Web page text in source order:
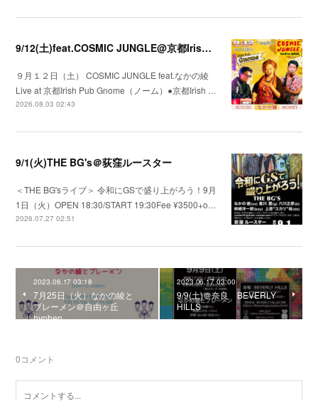
9/12(土)feat.COSMIC JUNGLE@京都Irish Pub Gnome（ノーム）
９月１２日（土） COSMIC JUNGLE feat.なかの綾
Live at 京都Irish Pub Gnome（ノーム）●京都Irish …
2026.08.03 02:43
9/1(火)THE BG's＠荻窪ルースター
＜THE BG'sライブ＞ 令和にGSで盛り上がろう！9月
1日（火）OPEN 18:30/START 19:30Fee ¥3500+o…
2026.07.27 02:51
2023.06.17 03:18
7月25日（火）なかの綾と
ブレーメン＠自由ヶ丘
hyphen
2023.06.17 03:00
9/9(土)＠奈良 BEVERLY
HILLS
0コメント